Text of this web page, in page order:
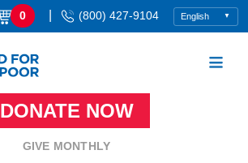
0 (800) 427-9104
DONATE NOW
GIVE MONTHLY